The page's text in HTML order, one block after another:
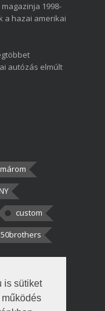
is sütiket
1998-
a hazai amerikai
autózás elmúlt
custom
50brothers
két
fél autót,